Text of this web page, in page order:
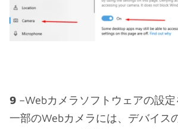
9–Webカメラソフトウェアの設定
一部のWebカメラには、デバイス